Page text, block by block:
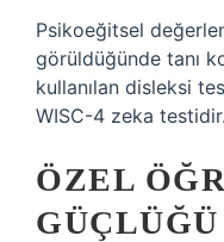
Psikoeğitsel
görüldüğünde tanı
kullanılan disleksi
WISC-4 zeka testidir.
ÖZEL